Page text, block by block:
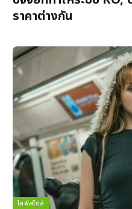
ราคาต่างกัน
ไลฟ์สไตล์